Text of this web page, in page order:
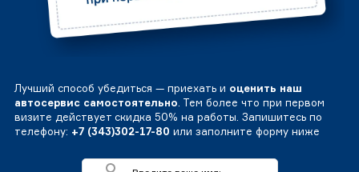
Лучший способ убедиться — приехать и оценить наш
автосервис самостоятельно. Тем более что при первом
визите действует скидка 50% на работы. Запишитесь по
телефону: +7 (343)302-17-80 или заполните форму ниже